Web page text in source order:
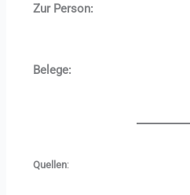
Zur Person:
Belege:
Quellen: